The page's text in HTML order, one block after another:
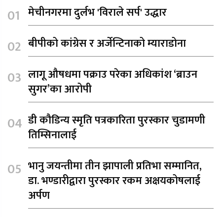
मेचीनगरमा दुर्लभ 'विराले सर्प' उद्धार
बीपीको कांग्रेस र अर्जेन्टिनाको म्याराडोना
लागू औषधमा पक्राउ परेका अधिकांश ‘ब्राउन
सुगर’का आरोपी
डी कौडिन्य स्मृति पत्रकारिता पुरस्कार चुडामणी
तिम्सिनालाई
भानु जयन्तीमा तीन झापाली प्रतिभा सम्मानित,
डा. भण्डारीद्वारा पुरस्कार रकम अक्षयकोषलाई
अर्पण